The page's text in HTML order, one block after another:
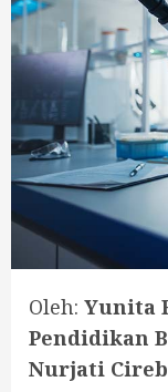
Oleh: Yunita
Pendidikan
Nurjati